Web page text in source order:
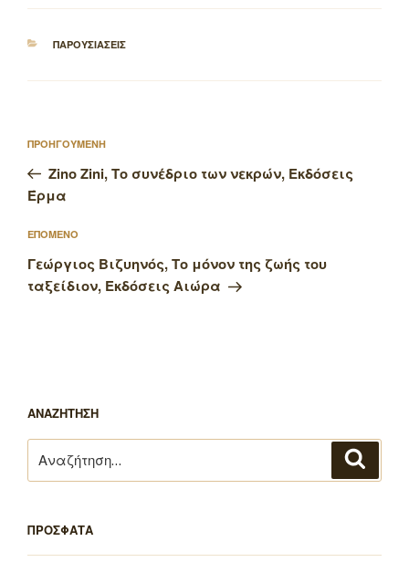
ΚΑΤΗΓΟΡΙΕΣ
ΠΑΡΟΥΣΙΑΣΕΙΣ
άρθρων
Προηγούμενο
άρθρο
ΠΡΟΗΓΟΥΜΕΝΗ
Zino Zini, Το συνέδριο των νεκρών, Εκδόσεις
Έρμα
Επόμενο
άρθρο
ΕΠΟΜΕΝΟ
Γεώργιος Βιζυηνός, Το μόνον της ζωής του
ταξείδιον, Εκδόσεις Αιώρα
ΑΝΑΖΗΤΗΣΗ
για:
ΠΡΟΣΦΑΤΑ